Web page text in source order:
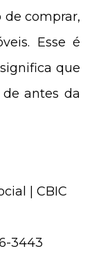
comprar,
Esse é
que
antes da
| CBIC
3443